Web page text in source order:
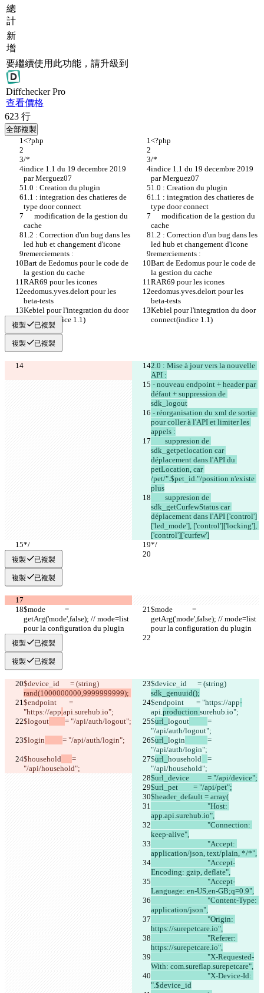
總
計
新
增
要繼續使用此功能，請升級到
DiffcheckerPro
查看價格
623 行
全部複製
<?php
<?php
/*
/*
indice 1.1 du 19 decembre 2019
par Merguez07
indice 1.1 du 19 decembre 2019
par Merguez07
1.0 : Creation du plugin
1.0 : Creation du plugin
1.1 : integration des chatieres de
type door connect
1.1 : integration des chatieres de
type door connect
cache
cache
1.2 : Correction d'un bug dans les
led hub et changement d'icone
1.2 : Correction d'un bug dans les
led hub et changement d'icone
remerciements :
remerciements :
Bart de Eedomus pour le code de
la gestion du cache
Bart de Eedomus pour le code de
la gestion du cache
RAR69 pour les icones
RAR69 pour les icones
eedomus.yves.delort pour les
beta-tests
eedomus.yves.delort pour les
beta-tests
Kebiel pour l'integration du door
connect(indice 1.1)
Kebiel pour l'integration du door
connect(indice 1.1)
複製 已複製
複製 已複製
2.0 : Mise à jour vers la nouvelle
API :
défaut + suppression de
sdk_logout
pour coller à l'API et limiter les
appels :
sdk_getpetlocation car
déplacement dans l'API du
petLocation, car
/pet/".$pet_id."/position n'existe
plus
sdk_getCurfewStatus car
déplacement dans l'API ['control']
['led_mode'], ['control']['locking'],
['control']['curfew']
*/
*/
複製 已複製
複製 已複製
$mode           =
getArg('mode',false); // mode=list
pour la configuration du plugin
$mode           =
getArg('mode',false); // mode=list
pour la configuration du plugin
複製 已複製
複製 已複製
$device_id      = (string)
rand(1000000000,9999999999);
$device_id      = (string)
sdk_genuuid();
$endpoint       =
"https://app.api.surehub.io";
$endpoint       = "https://app-
api.production.surehub.io";
$logout = "/api/auth/logout"; $url_ logout
=
"/api/auth/logout";
$login = "/api/auth/login"; $url_ login
=
"/api/auth/login";
$household
=
"/api/household";
$url_ household
=
"/api/household";
$url_device		= "/api/device";
$url_pet      	= "/api/pet";
$header_default = array(
app.api.surehub.io",
keep-alive",
application/json, text/plain, */*",
Encoding: gzip, deflate",
Language: en-US,en-GB;q=0.9",
application/json",
https://surepetcare.io",
https://surepetcare.io",
With: com.sureflap.surepetcare",
".$device_id